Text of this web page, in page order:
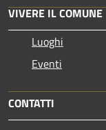
VIVERE IL COMUNE
Luoghi
Eventi
CONTATTI